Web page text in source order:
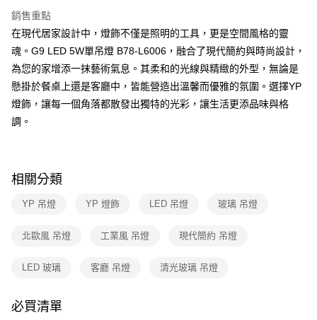
全盈+PAY
AFTEE先享後付
相關說明
【關於「AFTEE先享後付」】
AFTEE先享後付是「在收到商品之後才付款」的支付方式。 讓您購物簡單
便利好安心！
１．簡單：不需註冊會員、不需綁卡、不需儲值。
【「AFTEE先享後付」結帳流程】
１．於結帳方式選擇「AFTEE先享後付」後，將跳轉至「AFTEE先享後付」
結帳頁面，進行簡訊認證並確認金額後，即可完成結帳。
ATM／網路銀行／等多元方式進行付款，方視為交易完成。
購買商品的店家。未經商家同意取消之訂單仍視為有效，需透過AFTEE先享
是否繳費成功／繳費後需取消欲退款等相關疑問，請聯繫「AFTEE先享後付
客戶支援中心」
每筆NT$180，滿NT$5,000(含以上)免運費
銷售重點
在現代居家設計中，燈飾不僅是照明的工具，更是空間風格的靈
魂。G9 LED 5W單吊燈 B78-L6006，融合了現代簡約與時尚設計，
為您的家增添一抹藝術氣息。其柔和的光線與精緻的外型，無論是
懸掛於餐桌上還是客廳中，皆能營造出溫馨而優雅的氛圍。選擇YP
燈飾，讓每一個角落都散發出獨特的光彩，讓生活更添品味與格
調。
相關分類
YP 吊燈 YP 燈飾 LED 吊燈 玻璃 吊燈
北歐風 吊燈 工業風 吊燈 現代簡約 吊燈
LED 玻璃 客廳 吊燈 清光玻璃 吊燈
必買清單